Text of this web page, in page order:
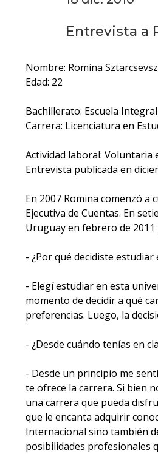
Entrevista a
Nombre: Romina
Edad: 22
Bachillerato: Escuela
Carrera: Licenciatura en
Actividad laboral: Voluntaria
Entrevista publicada en
En 2007 Romina comenzó a
Ejecutiva de Cuentas. En
Uruguay en febrero de
- ¿Por qué decidiste estudiar
- Elegí estudiar en esta
momento de decidir a qué
preferencias. Luego, la
- ¿Desde cuándo tenías en
- Desde un principio me
te ofrece la carrera. Si bien
una carrera que pueda
que le encanta adquirir
Internacional sino también
posibilidades profesionales